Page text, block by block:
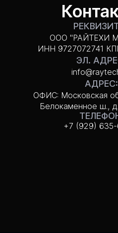
ООО "РАЙТЕХИ
ИНН 9727072741
ЭЛ.
АДРЕС:
ОФИС: Московская
Белокаменное ш.,
+7 (929)